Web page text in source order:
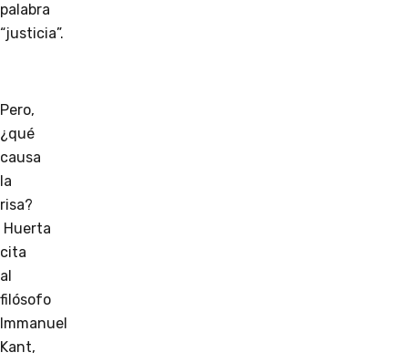
palabra
“justicia”.
Pero,
¿qué
causa
la
risa?
Huerta
cita
al
filósofo
Immanuel
Kant,